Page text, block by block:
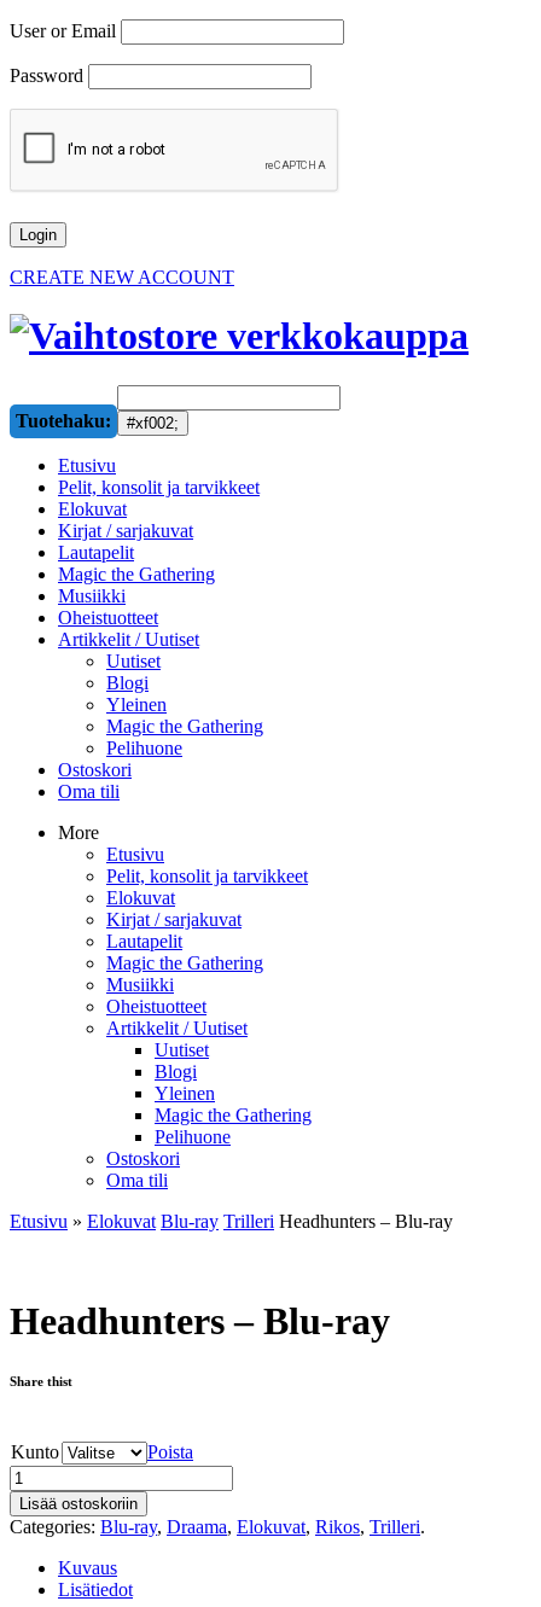
User or Email
Password
CREATE NEW ACCOUNT
Tuotehaku:
Etusivu
Pelit, konsolit ja tarvikkeet
Elokuvat
Kirjat / sarjakuvat
Lautapelit
Magic the Gathering
Musiikki
Oheistuotteet
Artikkelit / Uutiset
Uutiset
Blogi
Yleinen
Magic the Gathering
Pelihuone
Ostoskori
Oma tili
More
Etusivu
Pelit, konsolit ja tarvikkeet
Elokuvat
Kirjat / sarjakuvat
Lautapelit
Magic the Gathering
Musiikki
Oheistuotteet
Artikkelit / Uutiset
Uutiset
Blogi
Yleinen
Magic the Gathering
Pelihuone
Ostoskori
Oma tili
Etusivu » Elokuvat Blu-ray Trilleri Headhunters – Blu-ray
Headhunters – Blu-ray
Share thist
Kunto Poista
Lisää ostoskoriin
Categories: Blu-ray, Draama, Elokuvat, Rikos, Trilleri.
Kuvaus
Lisätiedot